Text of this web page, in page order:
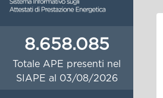
8.658.085
Totale APE presenti nel
SIAPE al 03/08/2026